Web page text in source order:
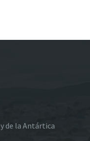
de la Antártica